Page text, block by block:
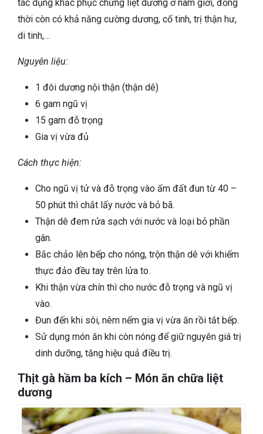
tác dụng khắc phục chứng liệt dương ở nam giới, đồng
thời còn có khả năng cường dương, cố tinh, trị thận hư,
di tinh,…
Nguyên liệu:
1 đôi dương nội thận (thận dê)
6 gam ngũ vị
15 gam đỗ trọng
Gia vị vừa đủ
Cách thực hiện:
Cho ngũ vị tử và đỗ trọng vào ấm đất đun từ 40 –
50 phút thì chắt lấy nước và bỏ bã.
Thận dê đem rửa sạch với nước và loại bỏ phần
gân.
Bắc chảo lên bếp cho nóng, trộn thận dê với khiếm
thực đảo đều tay trên lửa to.
Khi thận vừa chín thì cho nước đỗ trọng và ngũ vị
vào.
Đun đến khi sôi, nêm nếm gia vị vừa ăn rồi tắt bếp.
Sử dụng món ăn khi còn nóng để giữ nguyên giá trị
dinh dưỡng, tăng hiệu quả điều trị.
Thịt gà hầm ba kích – Món ăn chữa liệt
dương